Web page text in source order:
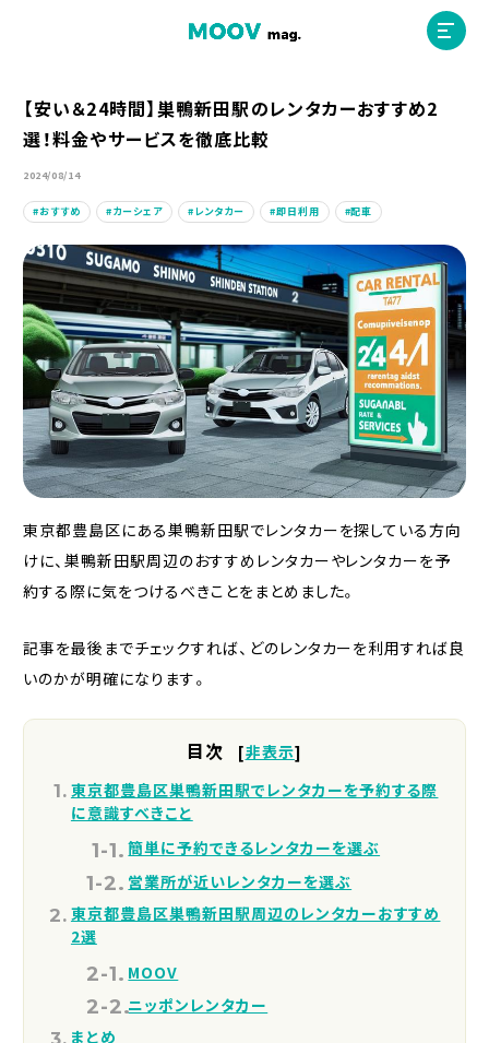
ホーム
MOOVマガジン利用規約
お問合せ
人材募集（ライター、配車スタッフ、デザイナー）
【安い＆24時間】巣鴨新田駅のレンタカーおすすめ2
選！料金やサービスを徹底比較
2024/08/14
おすすめ カーシェア レンタカー 即日利用 配車
東京都豊島区にある巣鴨新田駅でレンタカーを探している方向
けに、巣鴨新田駅周辺のおすすめレンタカーやレンタカーを予
約する際に気をつけるべきことをまとめました。
記事を最後までチェックすれば、どのレンタカーを利用すれば良
いのかが明確になります。
目次 [非表示]
東京都豊島区巣鴨新田駅でレンタカーを予約する際
に意識すべきこと
簡単に予約できるレンタカーを選ぶ
営業所が近いレンタカーを選ぶ
東京都豊島区巣鴨新田駅周辺のレンタカーおすすめ
2選
MOOV
ニッポンレンタカー
まとめ